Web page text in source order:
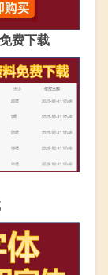
费下载